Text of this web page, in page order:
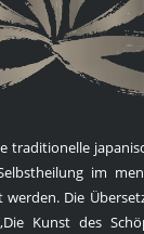
traditionelle
im
Die
Kunst des